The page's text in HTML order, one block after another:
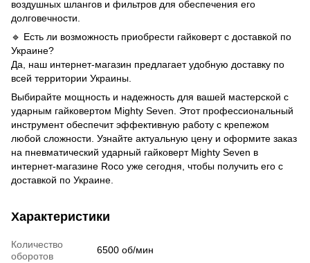
воздушных шлангов и фильтров для обеспечения его
долговечности.
🔹 Есть ли возможность приобрести гайковерт с доставкой по
Украине?
Да, наш интернет-магазин предлагает удобную доставку по
всей территории Украины.
Выбирайте мощность и надежность для вашей мастерской с
ударным гайковертом Mighty Seven. Этот профессиональный
инструмент обеспечит эффективную работу с крепежом
любой сложности. Узнайте актуальную цену и оформите заказ
на пневматический ударный гайковерт Mighty Seven в
интернет-магазине Roco уже сегодня, чтобы получить его с
доставкой по Украине.
Характеристики
Количество
оборотов
6500 об/мин